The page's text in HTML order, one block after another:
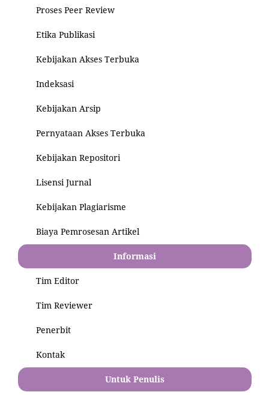
Proses Peer Review
Etika Publikasi
Kebijakan Akses Terbuka
Indeksasi
Kebijakan Arsip
Pernyataan Akses Terbuka
Kebijakan Repositori
Lisensi Jurnal
Kebijakan Plagiarisme
Biaya Pemrosesan Artikel
Informasi
Tim Editor
Tim Reviewer
Penerbit
Kontak
Untuk Penulis